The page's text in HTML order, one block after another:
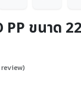
PP ขนาด